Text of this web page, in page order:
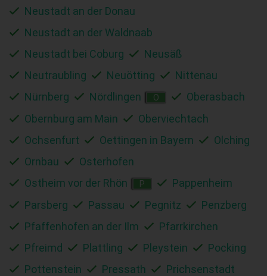
Neustadt an der Donau
Neustadt an der Waldnaab
Neustadt bei Coburg
Neusäß
Neutraubling
Neuötting
Nittenau
Nürnberg
Nördlingen O
Oberasbach
Obernburg am Main
Oberviechtach
Ochsenfurt
Oettingen in Bayern
Olching
Ornbau
Osterhofen
Ostheim vor der Rhön
P
Pappenheim
Parsberg
Passau Pegnitz
Penzberg
Pfaffenhofen an der Ilm
Pfarrkirchen
Pfreimd
Plattling Pleystein
Pocking
Pottenstein
Pressath
Prichsenstadt